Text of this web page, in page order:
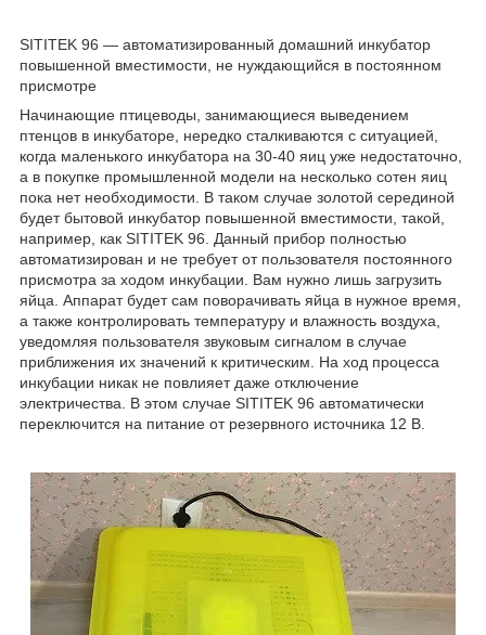
SITITEK 96 — автоматизированный домашний инкубатор
повышенной вместимости, не нуждающийся в постоянном
присмотре
Начинающие птицеводы, занимающиеся выведением
птенцов в инкубаторе, нередко сталкиваются с ситуацией,
когда маленького инкубатора на 30-40 яиц уже недостаточно,
а в покупке промышленной модели на несколько сотен яиц
пока нет необходимости. В таком случае золотой серединой
будет бытовой инкубатор повышенной вместимости, такой,
например, как SITITEK 96. Данный прибор полностью
автоматизирован и не требует от пользователя постоянного
присмотра за ходом инкубации. Вам нужно лишь загрузить
яйца. Аппарат будет сам поворачивать яйца в нужное время,
а также контролировать температуру и влажность воздуха,
уведомляя пользователя звуковым сигналом в случае
приближения их значений к критическим. На ход процесса
инкубации никак не повлияет даже отключение
электричества. В этом случае SITITEK 96 автоматически
переключится на питание от резервного источника 12 В.